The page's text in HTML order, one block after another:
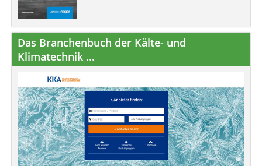
Das Branchenbuch der Kälte- und
Klimatechnik ...